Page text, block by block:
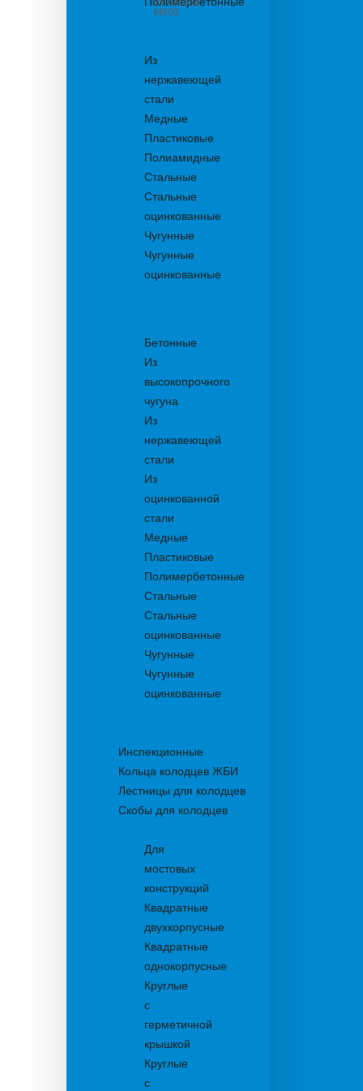
из бетона
М600
Из
нержавеющей
стали
Медные
Пластиковые
Полиамидные
Стальные
Стальные
оцинкованные
Чугунные
Чугунные
оцинкованные
Бетонные
Из
высокопрочного
чугуна
Из
нержавеющей
стали
Из
оцинкованной
стали
Медные
Пластиковые
Полимербетонные
Стальные
Стальные
оцинкованные
Чугунные
Чугунные
оцинкованные
Инспекционные
Кольца колодцев ЖБИ
Лестницы для колодцев
Скобы для колодцев
Для
мостовых
конструкций
Квадратные
двухкорпусные
Квадратные
однокорпусные
Круглые
с
герметичной
крышкой
Круглые
с